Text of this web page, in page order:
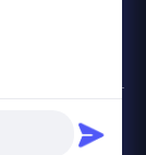
Mapa del Sitio